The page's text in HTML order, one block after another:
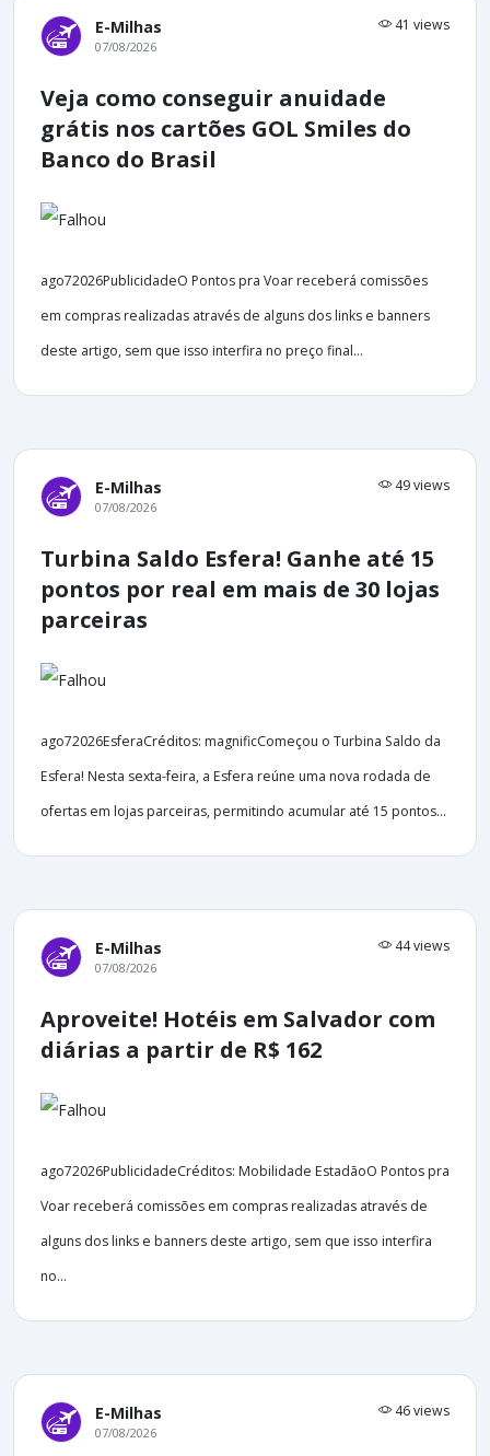
E-Milhas 41 views
07/08/2026
Veja como conseguir anuidade
grátis nos cartões GOL Smiles do
Banco do Brasil
ago72026PublicidadeO Pontos pra Voar receberá comissões
em compras realizadas através de alguns dos links e banners
deste artigo, sem que isso interfira no preço final...
E-Milhas 49 views
07/08/2026
Turbina Saldo Esfera! Ganhe até 15
pontos por real em mais de 30 lojas
parceiras
ago72026EsferaCréditos: magnificComeçou o Turbina Saldo da
Esfera! Nesta sexta-feira, a Esfera reúne uma nova rodada de
ofertas em lojas parceiras, permitindo acumular até 15 pontos...
E-Milhas 44 views
07/08/2026
Aproveite! Hotéis em Salvador com
diárias a partir de R$ 162
ago72026PublicidadeCréditos: Mobilidade EstadãoO Pontos pra
Voar receberá comissões em compras realizadas através de
alguns dos links e banners deste artigo, sem que isso interfira
no...
E-Milhas 46 views
07/08/2026